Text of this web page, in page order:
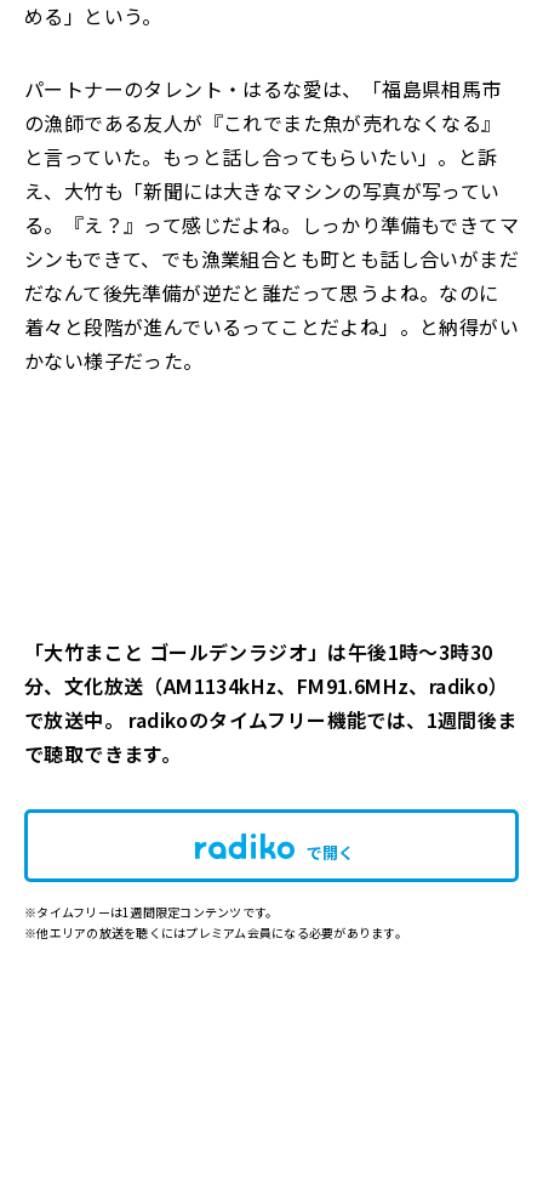
める」という。
パートナーのタレント・はるな愛は、「福島県相馬市
の漁師である友人が『これでまた魚が売れなくなる』
と言っていた。もっと話し合ってもらいたい」。と訴
え、大竹も「新聞には大きなマシンの写真が写ってい
る。『え？』って感じだよね。しっかり準備もできてマ
シンもできて、でも漁業組合とも町とも話し合いがまだ
だなんて後先準備が逆だと誰だって思うよね。なのに
着々と段階が進んでいるってことだよね」。と納得がい
かない様子だった。
「大竹まこと ゴールデンラジオ」は午後1時～3時30
分、文化放送（AM1134kHz、FM91.6MHz、radiko）
で放送中。 radikoのタイムフリー機能では、1週間後ま
で聴取できます。
で開く
※タイムフリーは1週間限定コンテンツです。
※他エリアの放送を聴くにはプレミアム会員になる必要があります。